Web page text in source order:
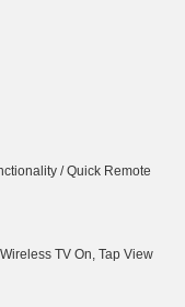
/ Quick Remote
TV On, Tap View